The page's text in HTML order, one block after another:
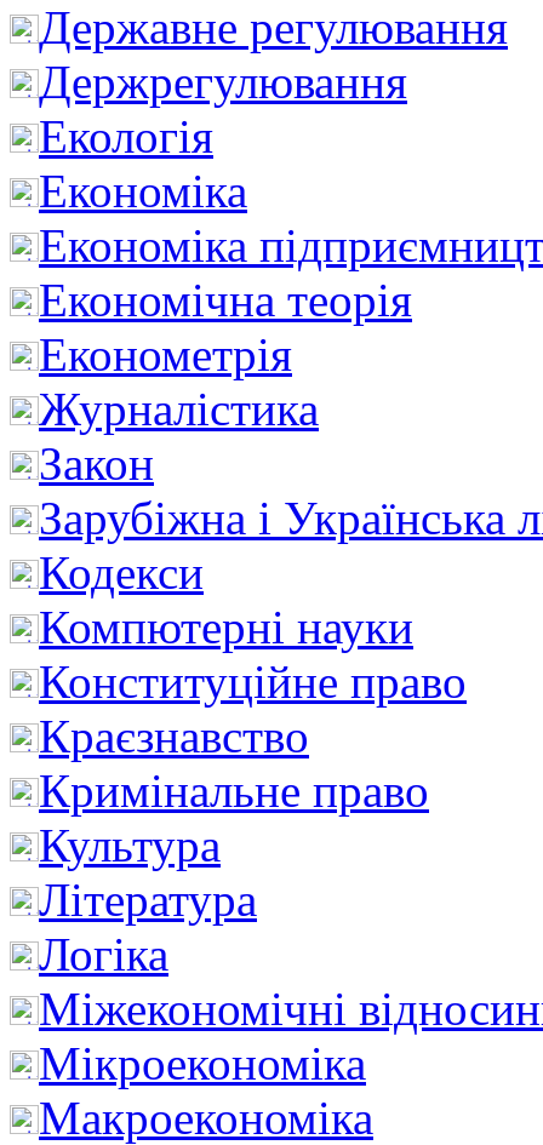
Державне регулювання
Держрегулювання
Екологія
Економіка
Економіка
Економічна теорія
Економетрія
Журналістика
Закон
Зарубіжна і Українська
Кодекси
Компютерні науки
Конституційне право
Краєзнавство
Кримінальне право
Культура
Література
Логіка
Міжекономічні
Мікроекономіка
Макроекономіка